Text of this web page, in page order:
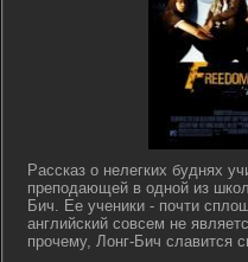
Рассказ о нелегких буднях
преподающей в одной из
Бич. Ее ученики - почти
английский совсем не
прочему, Лонг-Бич славится